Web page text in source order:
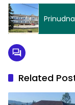
Related